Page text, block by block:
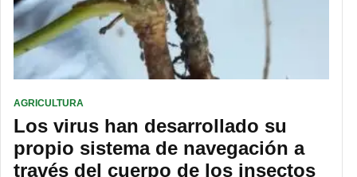
AGRICULTURA
Los virus han desarrollado su
propio sistema de navegación a
través del cuerpo de los insectos